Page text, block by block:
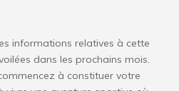
informations relatives à cette
dans les prochains mois.
à constituer votre